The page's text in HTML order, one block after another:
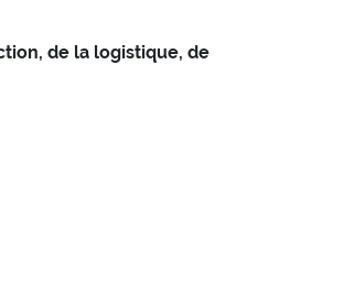
de la logistique, de